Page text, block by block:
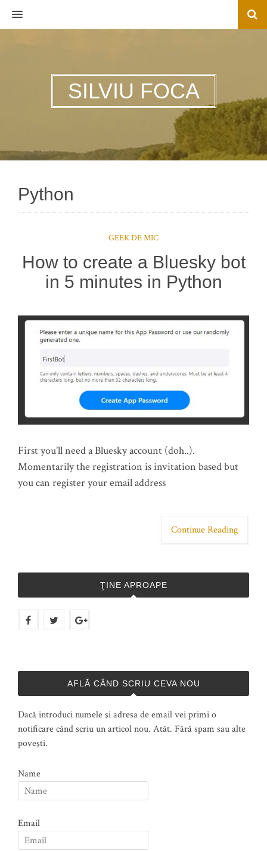
MENU
SILVIU FOCA
Python
GEEK DE MIC
How to create a Bluesky bot
in 5 minutes in Python
First you’ll need a Bluesky account (doh..).
Momentarily the registration is invitation based but
you can register your email address
Continue Reading
ŢINE APROAPE
AFLĂ CÂND SCRIU CEVA NOU
Dacă introduci numele şi adresa de email vei primi o
notificare când scriu un articol nou. Atât. Fără spam sau alte
poveşti.
Name
Email